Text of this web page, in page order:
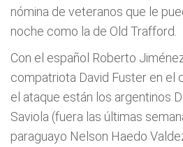
nómina de veteranos que le
noche como la de Old Trafford.
Con el español Roberto
compatriota David Fuster en el
el ataque están los argentinos
Saviola (fuera las últimas
paraguayo Nelson Haedo